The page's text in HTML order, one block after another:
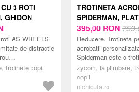
3 ROTI
GHIDON
AS WHEELS
de distractie
este
trotinete copii
TROTINETA
SPIDERMAN,
ANTIDERAPANTA,
FIX, GREUTATE
100 KG, VARSTA 8
395,00 RON
Reducere. Trotineta
acrobatii
Spiderman este o
conceputa pentru
de sporturi extreme si
oferind un ...
zycom, la plimbare,
copii
nichiduta.ro